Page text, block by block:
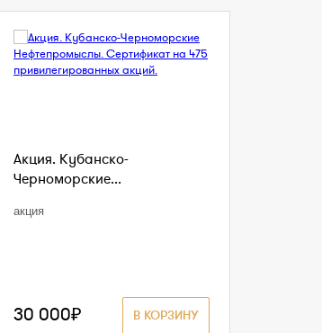
Акция. Кубанско-
Черноморские...
акция
В КОРЗИНУ
30 000₽